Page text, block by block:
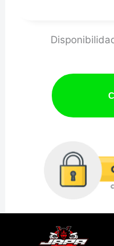
Pan
com
regulagem
NVS
desvio
modificado
quantidade